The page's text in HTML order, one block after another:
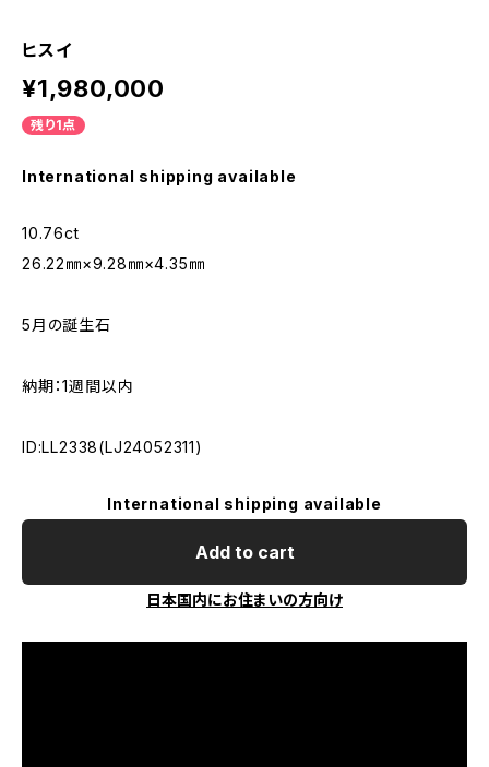
ヒスイ
¥1,980,000
残り1点
International shipping available
10.76ct
26.22㎜×9.28㎜×4.35㎜
5月の誕生石
納期：1週間以内
ID:LL2338(LJ24052311)
International shipping available
Add to cart
日本国内にお住まいの方向け